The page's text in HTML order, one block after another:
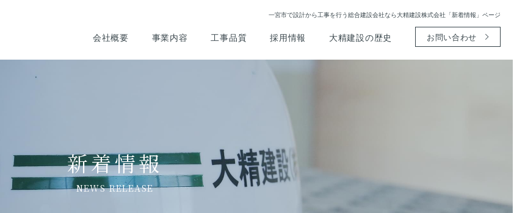
一宮市で設計から工事を行う総合建設会社なら大精建設株式会社「新着情報」ページ
会社概要 事業内容 工事品質 採用情報 大精建設の歴史 お問い合わせ
新着情報
NEWS RELEASE